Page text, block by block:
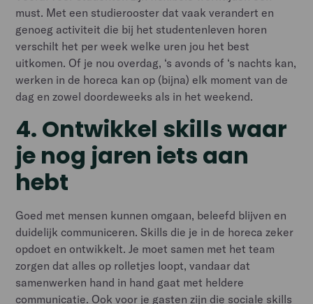
must. Met een studierooster dat vaak verandert en
genoeg activiteit die bij het studentenleven horen
verschilt het per week welke uren jou het best
uitkomen. Of je nou overdag, ‘s avonds of ‘s nachts kan,
werken in de horeca kan op (bijna) elk moment van de
dag en zowel doordeweeks als in het weekend.
4. Ontwikkel skills waar
je nog jaren iets aan
hebt
Goed met mensen kunnen omgaan, beleefd blijven en
duidelijk communiceren. Skills die je in de horeca zeker
opdoet en ontwikkelt. Je moet samen met het team
zorgen dat alles op rolletjes loopt, vandaar dat
samenwerken hand in hand gaat met heldere
communicatie. Ook voor je gasten zijn die sociale skills